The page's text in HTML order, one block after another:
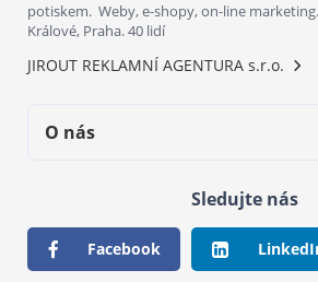
potiskem. Weby, e-shopy, on-line
Králové, Praha. 40 lidí
JIROUT REKLAMNÍ AGENTURA s.r.o.
O nás
Sledujte nás
Facebook